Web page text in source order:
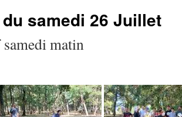
samedi 26 Juillet
matin